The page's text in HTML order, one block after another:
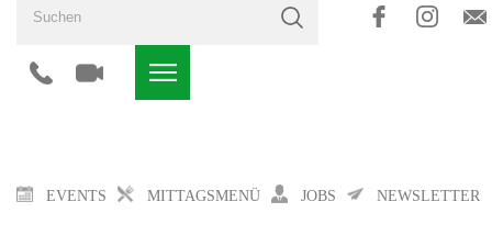
EVENTS MITTAGSMENÜ JOBS NEWSLETTER